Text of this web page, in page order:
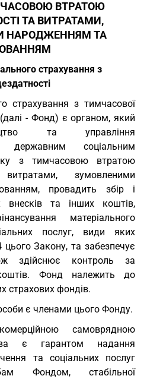
ВТРАТОЮ
ТА ВИТРАТАМИ,
НАРОДЖЕННЯМ ТА
страхування з
страхування з тимчасової
- Фонд) є органом, який
та управління
державним соціальним
з тимчасовою втратою
зумовленими
провадить збір і
внесків та інших коштів,
матеріального
послуг, види яких
цього Закону, та забезпечує
здійснює контроль за
Фонд належить до
страхових фондів.
є членами цього Фонду.
самоврядною
є гарантом надання
та соціальних послуг
Фондом, стабільної